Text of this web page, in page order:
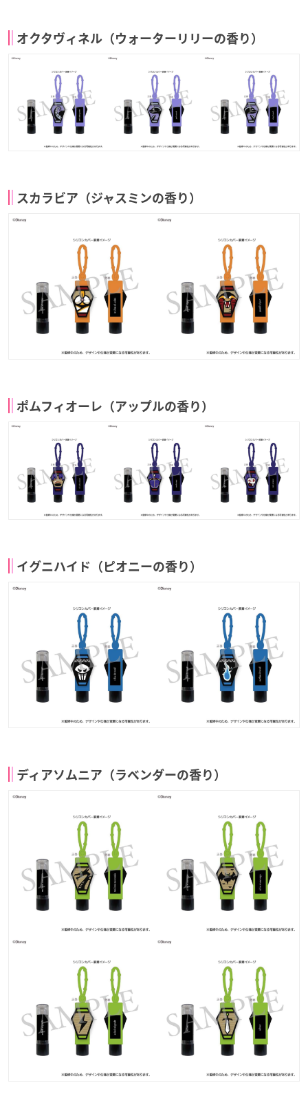
オクタヴィネル（ウォーターリリーの香り）
スカラビア（ジャスミンの香り）
ポムフィオーレ（アップルの香り）
イグニハイド（ピオニーの香り）
ディアソムニア（ラベンダーの香り）